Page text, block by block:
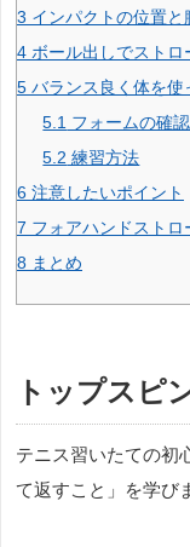
3 インパクトの位置と
4 ボール出しでストロ
5 バランス良く体を使
5.1 フォームの確
5.2 練習方法
6 注意したいポイント
7 フォアハンドストロ
8 まとめ
トップスピ
テニス習いたての初
て返すこと」を学び